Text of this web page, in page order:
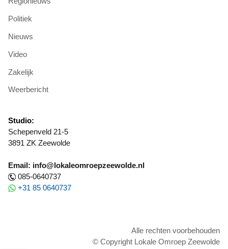
Politiek
Nieuws
Video
Zakelijk
Weerbericht
Studio:
Schepenveld 21-5
3891 ZK Zeewolde
Email: info@lokaleomroepzeewolde.nl
085-0640737
+31 85 0640737
Alle rechten voorbehouden
© Copyright Lokale Omroep Zeewolde